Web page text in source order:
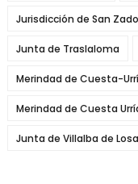
Jurisdicción de San
Junta de Traslaloma
Merindad de Cuesta-
Merindad de Cuesta
Junta de Villalba de Losa